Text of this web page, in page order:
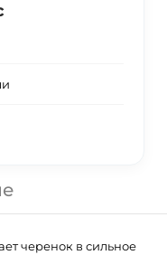
черенок в сильное